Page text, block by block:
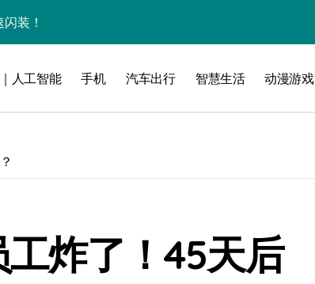
装！
连夜引爆
——中国车企该醒醒了
瘫了，微软这次真急了
政”？
这波操作太狠了
人工智能 手机 汽车出行 智慧生活 动漫游戏
炸了！45天后